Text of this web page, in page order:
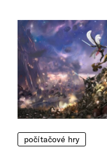
počítačové hry